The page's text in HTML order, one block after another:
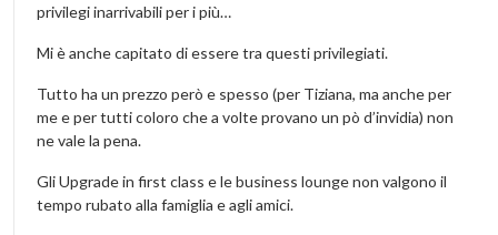
privilegi inarrivabili per i più…
Mi è anche capitato di essere tra questi privilegiati.
Tutto ha un prezzo però e spesso (per Tiziana, ma anche per
me e per tutti coloro che a volte provano un pò d’invidia) non
ne vale la pena.
Gli Upgrade in first class e le business lounge non valgono il
tempo rubato alla famiglia e agli amici.